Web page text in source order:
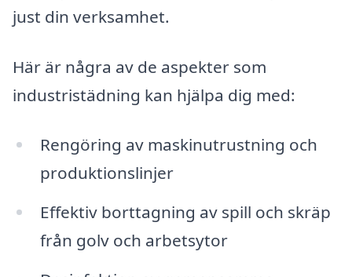
just din verksamhet.
Här är några av de aspekter som
industristädning kan hjälpa dig med:
Rengöring av maskinutrustning och
produktionslinjer
Effektiv borttagning av spill och skräp
från golv och arbetsytor